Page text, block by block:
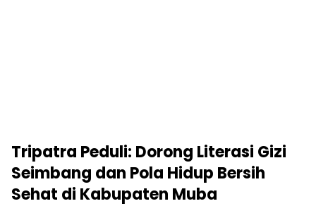
Tripatra Peduli: Dorong Literasi Gizi
Seimbang dan Pola Hidup Bersih
Sehat di Kabupaten Muba